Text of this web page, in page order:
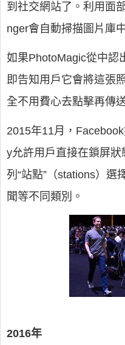
到社交網站了。利用面
nger會自動掃描圖片庫
如果PhotoMagic從中認
即告知用戶它會將這張
全不用費心去點擊再傳
2015年11月，
y允許用戶直接在鎖屏
列“站點”（stations）選
聞等不同類別。
2016年